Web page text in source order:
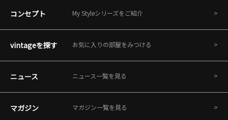
コンセプト My Styleシリーズをご紹介
vintageを探す お気に入りの部屋をみつける
ニュース ニュース一覧を見る
マガジン マガジン一覧を見る